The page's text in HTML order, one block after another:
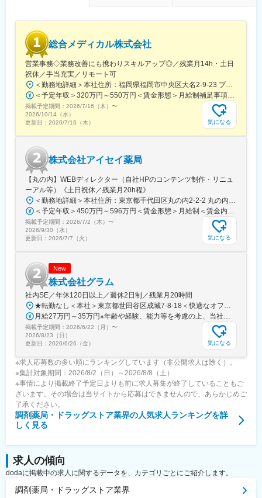
も実現可能です。
産休・育休取得後の復帰率も約98％など、高い定着率が特徴で、
長期的な就業が可能です。
変更の範囲：会社の定める業務
Backend: Python
Frontend: React (SPA)
Infrastructure: AWS
Tools: Salesforce
Data：DWH/BI（Radshift/Quicksight)
■所属組織
2025年7月に発足したDX推進部には3名が在籍。（部長1名、PM2
名/40代）PMと横並びの立場で開発リードいただきたいと考えて
ェーズでのDX推進や組織立ち上げに興味をお持ちの方をお待ちし
ています。
■働きやすい環境
フルリモート可能。関東近郊・札幌市内にお住まいの場合、対面
コミュニケーションが必要な場合や参画初期で出社頂く可能性が
あります。子育てと両立して活躍している社員もおり、柔軟な働
き方が可能です。
総合メディカル株式会社
営業事務◇業務改善にも携わりスキルアップ◎／残業月14h・土日
祝休／手当充実／リモート可
＜勤務地詳細＞本社住所：福岡県福岡市中央区大名2-9-23 プリオ福岡ビル勤務地最寄駅：地下鉄空港線／天神駅受動喫煙対策：屋内全面禁煙変更の範囲：会社の定める事業所
掲載予定期間： 2026/7/16（木） 〜
2026/10/14（水）
更新日： 2026/7/16（木） 気になる
株式会社アイセイ薬局
【丸の内】WEBディレクター（自社HPのコンテンツ制作・リニュ
ーアル等）《土日祝休／残業月20h程》
掲載予定期間： 2026/7/2（木） 〜
2026/9/30（水）
更新日： 2026/7/7（火） 気になる
New
株式会社グラム
社内SE／年休120日以上／週休2日制／残業月20時間
掲載予定期間： 2026/6/22（月） 〜
2026/8/23（日）
更新日： 2026/6/26（金） 気になる
※求人応募数の多い順にランキングしています（非公開求人は除く）。
※集計対象期間：2026/8/2（日）～2026/8/8（土）
※事情により掲載終了予定日よりも前に求人募集が終了していることもご
ざいます。その場合は当サイトから応募はできませんので、あらかじめご
了承ください。
調剤薬局・ドラッグストア業界の人気求人ランキングを詳
しく見る
求人の傾向
dodaに掲載中の求人に関するデータを、カテゴリごとにご紹介します。
調剤薬局・ドラッグストア業界